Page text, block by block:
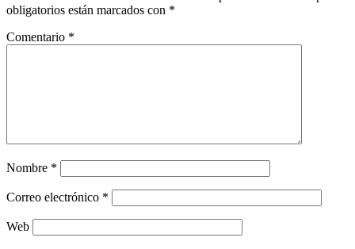
obligatorios están marcados con *
Comentario *
Nombre *
Correo electrónico *
Web